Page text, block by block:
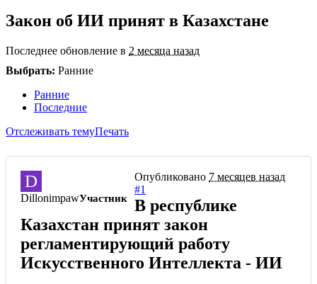
Закон об ИИ принят в Казахстане
Последнее обновление в 2 месяца назад
Выбрать: Ранние
Ранние
Последние
Отслеживать темуПечать
D
DillonimpawУчастник
Опубликовано 7 месяцев назад
#1
В республике
Казахстан принят закон
регламентирующий работу
Искусственного Интеллекта - ИИ